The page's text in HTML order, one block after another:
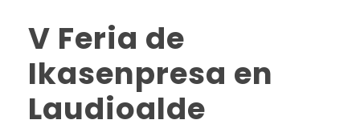
V Feria de
Ikasenpresa en
Laudioalde